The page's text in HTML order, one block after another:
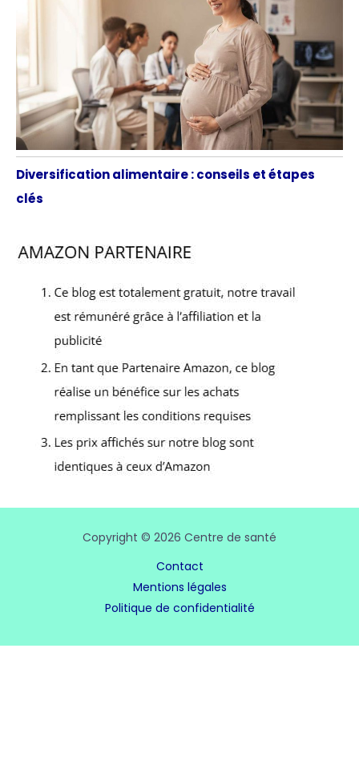
Diversification alimentaire : conseils et étapes
clés
Copyright © 2026 Centre de santé
Contact
Mentions légales
Politique de confidentialité